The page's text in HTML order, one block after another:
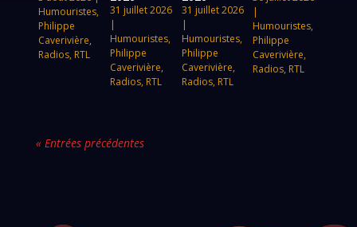
Humouristes,
Philippe
Caverivière,
Radios, RTL
31 juillet 2026
|
Humouristes,
Philippe
Caverivière,
Radios, RTL
31 juillet 2026
|
Humouristes,
Philippe
Caverivière,
Radios, RTL
|
Humouristes,
Philippe
Caverivière,
Radios, RTL
« Entrées précédentes